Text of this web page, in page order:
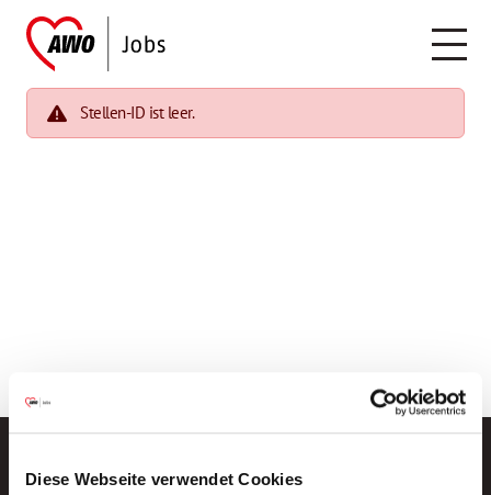
Diese Webseite verwendet Cookies
Stellen-ID ist leer.